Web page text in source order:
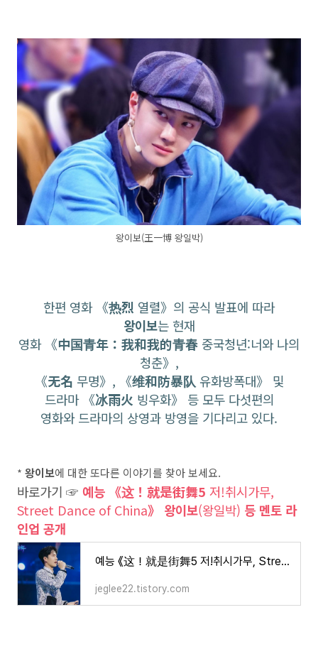
왕이보(王一博 왕일박)
한편 영화 《热烈 열렬》의 공식 발표에 따라
왕이보는 현재
영화 《中国青年：我和我的青春 중국청년:너와 나의
청춘》,
《无名 무명》, 《维和防暴队 유화방폭대》 및
드라마 《冰雨火 빙우화》 등 모두 다섯편의
영화와 드라마의 상영과 방영을 기다리고 있다.
* 왕이보에 대한 또다른 이야기를 찾아 보세요.
바로가기 ☞ 예능 《这！就是街舞5 저!취시가무,
Street Dance of China》 왕이보(왕일박) 등 멘토 라
인업 공개
예능 《这！就是街舞5 저!취시가무, Street Dance of China》 왕이보(왕일박) 등 멘토 라인업 공개
jeglee22.tistory.com